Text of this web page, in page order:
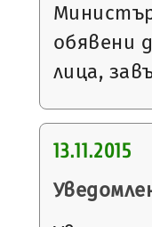
обявени
лица,
13.11.2015